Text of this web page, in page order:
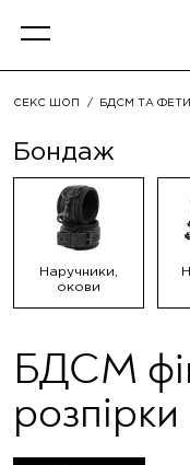
СЕКС ШОП БДСМ ТА
Бондаж
Наручники,
окови
БДСМ
розпірки